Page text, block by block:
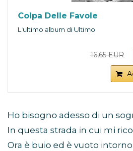
Colpa Delle Favole
L'ultimo album di Ultimo
16,65 EUR
Ho bisogno adesso di un
In questa strada in cui mi
Ora è buio ed è vuoto intorno